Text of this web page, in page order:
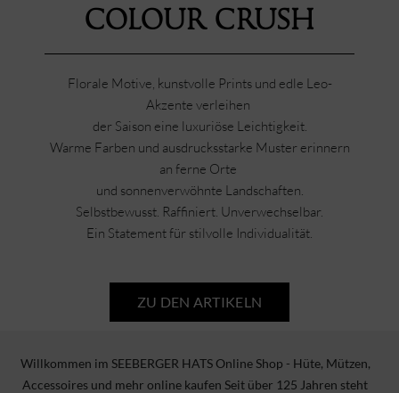
Colour Crush
Florale Motive, kunstvolle Prints und edle Leo-
Akzente verleihen
der Saison eine luxuriöse Leichtigkeit.
Warme Farben und ausdrucksstarke Muster erinnern
an ferne Orte
und sonnenverwöhnte Landschaften.
Selbstbewusst. Raffiniert. Unverwechselbar.
Ein Statement für stilvolle Individualität.
ZU DEN ARTIKELN
Willkommen im SEEBERGER HATS Online Shop - Hüte, Mützen,
Accessoires und mehr online kaufen Seit über 125 Jahren steht